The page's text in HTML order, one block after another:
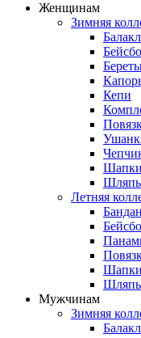
Женщинам
Зимняя
Кепи
Шапки
Летняя
Шапки
Мужчинам
Зимняя